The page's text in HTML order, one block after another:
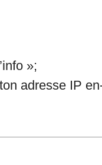
»;
adresse IP